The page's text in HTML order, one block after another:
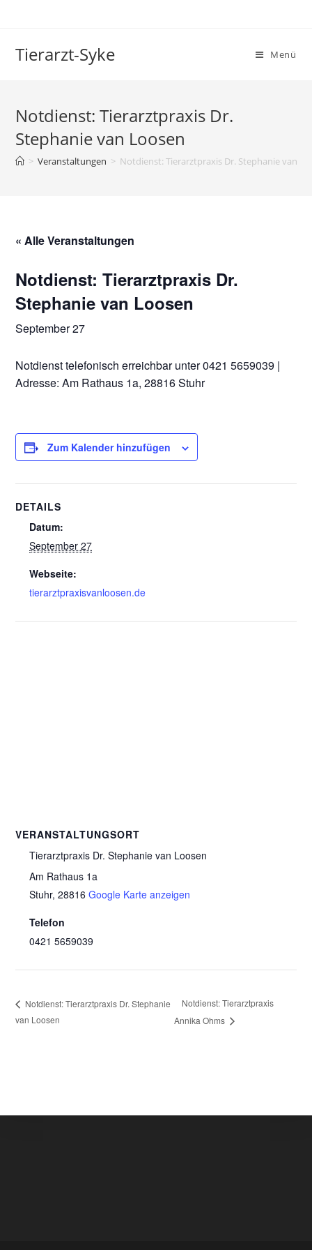
Tierarzt-Syke Menü
Notdienst: Tierarztpraxis Dr.
Stephanie van Loosen
> Veranstaltungen > Notdienst: Tierarztpraxis Dr. Stephanie van
« Alle Veranstaltungen
Notdienst: Tierarztpraxis Dr.
Stephanie van Loosen
September 27
Notdienst telefonisch erreichbar unter 0421 5659039 |
Adresse: Am Rathaus 1a, 28816 Stuhr
Zum Kalender hinzufügen
DETAILS
Datum:
September 27
Webseite:
tierarztpraxisvanloosen.de
VERANSTALTUNGSORT
Tierarztpraxis Dr. Stephanie van Loosen
Am Rathaus 1a
Stuhr, 28816 Google Karte anzeigen
Telefon
0421 5659039
Notdienst: Tierarztpraxis Dr. Stephanie
van Loosen
Notdienst: Tierarztpraxis
Annika Ohms